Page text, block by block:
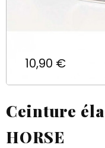
Prix
10,90 €
Ceinture
HORSE